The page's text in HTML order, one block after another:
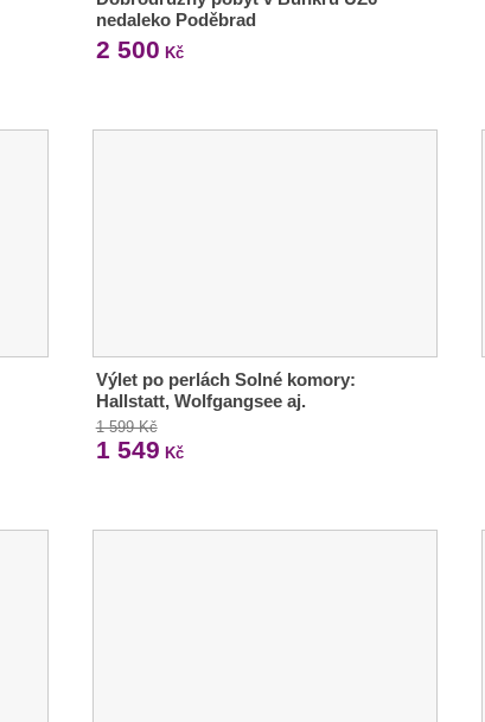
nedaleko Poděbrad
2 500 Kč
Výlet po perlách Solné komory:
Hallstatt, Wolfgangsee aj.
1 599 Kč
1 549 Kč